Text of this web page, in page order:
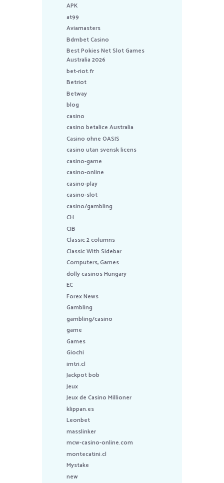
APK
at99
Aviamasters
Bdmbet Casino
Best Pokies Net Slot Games
Australia 2026
bet-riot.fr
Betriot
Betway
blog
casino
casino betalice Australia
Casino ohne OASIS
casino utan svensk licens
casino-game
casino-online
casino-play
casino-slot
casino/gambling
CH
CIB
Classic 2 columns
Classic With Sidebar
Computers, Games
dolly casinos Hungary
EC
Forex News
Gambling
gambling/casino
game
Games
Giochi
imtri.cl
Jackpot bob
Jeux
Jeux de Casino Millioner
klippan.es
Leonbet
masslinker
mcw-casino-online.com
montecatini.cl
Mystake
new